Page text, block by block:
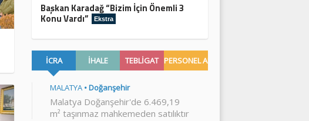
Başkan Karadağ “Bizim İçin Önemli 3
Konu Vardı” Ekstra